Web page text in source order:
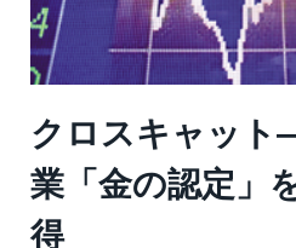
クロスキャット
業「金の認定」
得